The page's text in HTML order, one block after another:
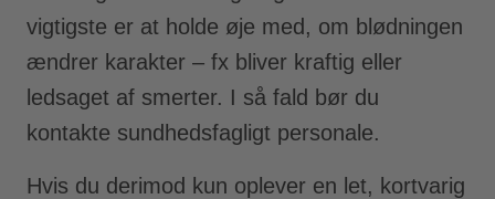
vigtigste er at holde øje med, om blødningen
ændrer karakter – fx bliver kraftig eller
ledsaget af smerter. I så fald bør du
kontakte sundhedsfagligt personale.
Hvis du derimod kun oplever en let, kortvarig